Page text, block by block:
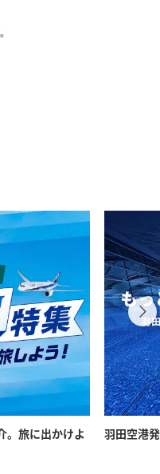
。旅に出かけよ
羽田空港